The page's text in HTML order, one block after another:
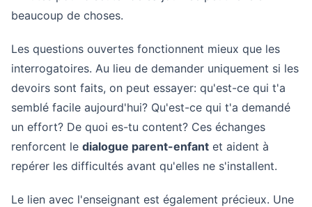
beaucoup de choses.
Les questions ouvertes fonctionnent mieux que les
interrogatoires. Au lieu de demander uniquement si les
devoirs sont faits, on peut essayer: qu'est-ce qui t'a
semblé facile aujourd'hui? Qu'est-ce qui t'a demandé
un effort? De quoi es-tu content? Ces échanges
renforcent le dialogue parent-enfant et aident à
repérer les difficultés avant qu'elles ne s'installent.
Le lien avec l'enseignant est également précieux. Une